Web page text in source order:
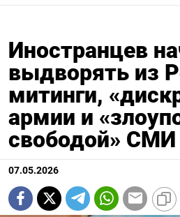
Иностранцев
выдворять из
митинги,
армии и
свободой» СМИ
07.05.2026